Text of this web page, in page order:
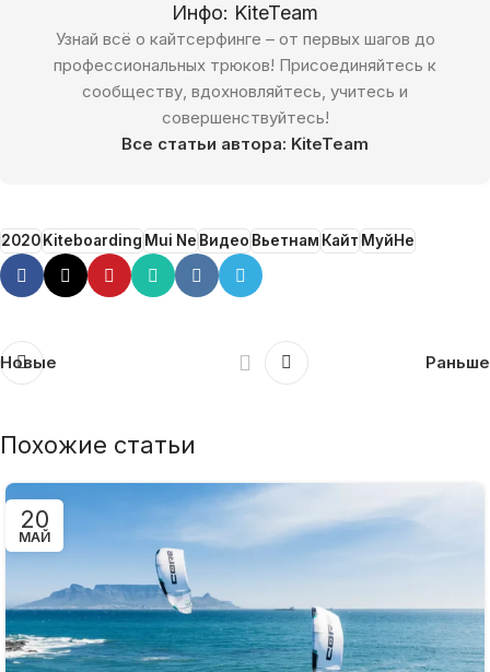
Инфо: KiteTeam
Узнай всё о кайтсерфинге – от первых шагов до
профессиональных трюков! Присоединяйтесь к
сообществу, вдохновляйтесь, учитесь и
совершенствуйтесь!
Все статьи автора: KiteTeam
2020KiteboardingMui NeВидеоВьетнамКайтМуйНе
Новые Раньше
Похожие статьи
20
МАЙ